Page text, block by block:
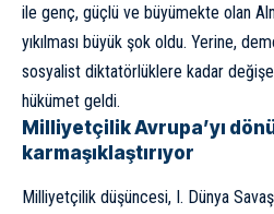
ile genç, güçlü ve büyümekte olan
yıkılması büyük şok oldu. Yerine,
sosyalist diktatörlüklere kadar
hükümet geldi.
Milliyetçilik Avrupa’yı
karmaşıklaştırıyor
Milliyetçilik düşüncesi, I. Dünya